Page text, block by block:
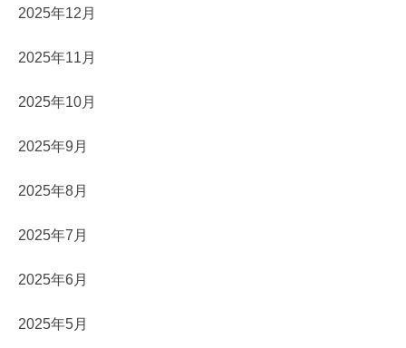
2025年12月
2025年11月
2025年10月
2025年9月
2025年8月
2025年7月
2025年6月
2025年5月